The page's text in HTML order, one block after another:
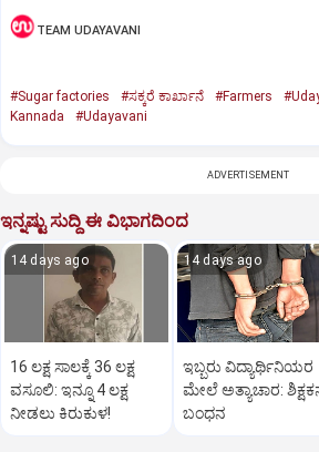
TEAM UDAYAVANI
#Sugar factories #ಸಕ್ಕರೆ ಕಾರ್ಖಾನೆ #Farmers
Kannada
#Udayavani
ADVERTISEMENT
ಇನ್ನಷ್ಟು ಸುದ್ದಿ ಈ ವಿಭಾಗದಿಂದ
14 days ago
16 ಲಕ್ಷ ಸಾಲಕ್ಕೆ 36 ಲಕ್ಷ
ವಸೂಲಿ: ಇನ್ನೂ 4 ಲಕ್ಷ
ನೀಡಲು ಕಿರುಕುಳ!
14 days ago
ಇಬ್ಬರು ವಿದ್ಯಾರ್ಥಿನಿಯರ
ಮೇಲೆ ಅತ್ಯಾಚಾರ:
ಬಂಧನ